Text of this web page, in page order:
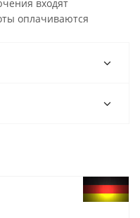
входят
оплачиваются